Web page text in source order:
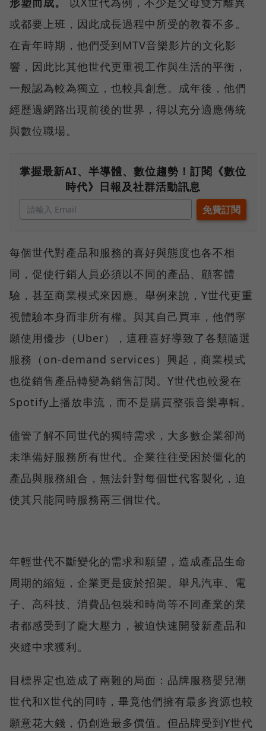
或都要上班，因此成長過程中所受的教養不多。
在青年時期，他們受到MTV音樂影片的文化影
響，因此比其他世代更重視工作與生活的平衡，
一般認為較為獨立，也較具創意。成年後，他們
經歷過網路出現前後的世界，得以充分適應傳統
與數位職場。
掌握最新AI、半導體、數位趨勢！訂閱《數位
時代》日報及社群活動訊息
每個世代對產品和服務的喜好與態度也各不相
同，促使行銷人員必須以不同的產品、顧客體
驗，甚至商業模式來因應。舉例來說，Y世代更重
視體驗本身而非所有權。與其自己買車，他們寧
願使用優步（Uber），這種喜好導致了各類隨選
服務（on-demand services）興起，商業模式
也從銷售產品轉變為銷售訂閱。Y世代也較愛在
Spotify上播放串流，而不是購買整張音樂專輯。
儘管了解不同世代的獨特需求，大多數企業卻尚
未準備好服務所有世代。企業往往受困於僵化的
產品與服務組合，無法針對每個世代客製化，迫
使其只能同時服務兩三個世代。
年輕世代不斷變化的需求和願望，造成產品生命
周期的縮短，企業更是疲於招架。舉凡汽車、電
子、高科技、消費品包裝和時尚等不同產業的業
者都感受到了龐大壓力，被迫快速開發新產品和
夾縫中求獲利。
目標界定也造成了兩難的局面：品牌服務嬰兒潮
世代和X世代的同時，畢竟他們擁有最多資源也較
願意花大錢，仍創造最多價值。但品牌受到Y世代